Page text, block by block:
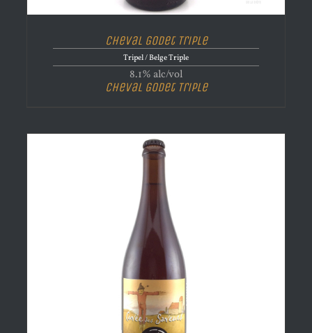
Cheval Godet Triple
Tripel / Belge Triple
8.1% alc/vol
Cheval Godet Triple